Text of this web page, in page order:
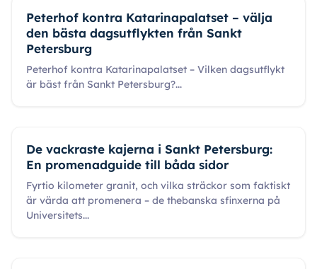
Peterhof kontra Katarinapalatset – välja
den bästa dagsutflykten från Sankt
Petersburg
Peterhof kontra Katarinapalatset – Vilken dagsutflykt
är bäst från Sankt Petersburg?...
De vackraste kajerna i Sankt Petersburg:
En promenadguide till båda sidor
Fyrtio kilometer granit, och vilka sträckor som faktiskt
är värda att promenera – de thebanska sfinxerna på
Universitets...